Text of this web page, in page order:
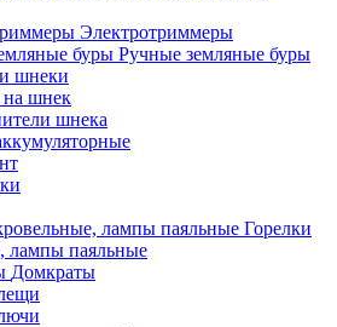
Электротриммеры
Ручные земляные буры
шнеки
шнек
шнека
Горелки
лампы паяльные
Домкраты